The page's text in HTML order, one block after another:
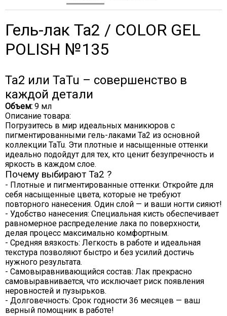
Гель-лак Ta2 / COLOR GEL
POLISH №135
Ta2 или TaTu – совершенство в
каждой детали
Объем: 9 мл
Описание товара:
Погрузитесь в мир идеальных маникюров с
пигментированными гель-лаками Ta2 из основной
коллекции TaTu. Эти плотные и насыщенные оттенки
идеально подойдут для тех, кто ценит безупречность и
яркость в каждом слое.
Почему выбирают Ta2 ?
- Плотные и пигментированные оттенки: Откройте для
себя насыщенные цвета, которые не требуют
повторного нанесения. Один слой — и ваши ногти сияют!
- Удобство нанесения: Специальная кисть обеспечивает
равномерное распределение лака по поверхности,
делая процесс максимально комфортным.
- Средняя вязкость: Легкость в работе и идеальная
текстура позволяют быстро и без усилий достичь
нужного результата.
- Самовыравнивающийся состав: Лак прекрасно
самовыравнивается, что исключает риск появления
неровностей и пузырьков.
- Долговечность: Срок годности 36 месяцев — ваш
верный помощник в работе!